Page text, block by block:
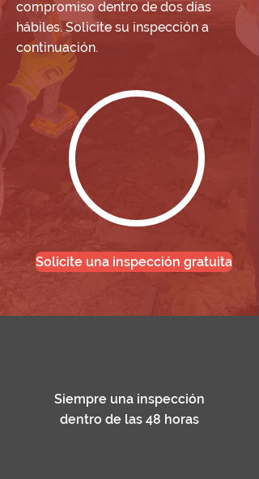
compromiso dentro de dos días
hábiles. Solicite su inspección a
continuación.
Solicite una inspección gratuita
Siempre una inspección
dentro de las 48 horas